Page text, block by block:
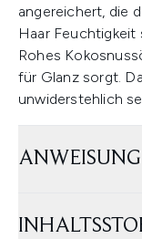
angereichert, die
Haar
Rohes
für Glanz sorgt.
unwiderstehlich
ANWEISUNG